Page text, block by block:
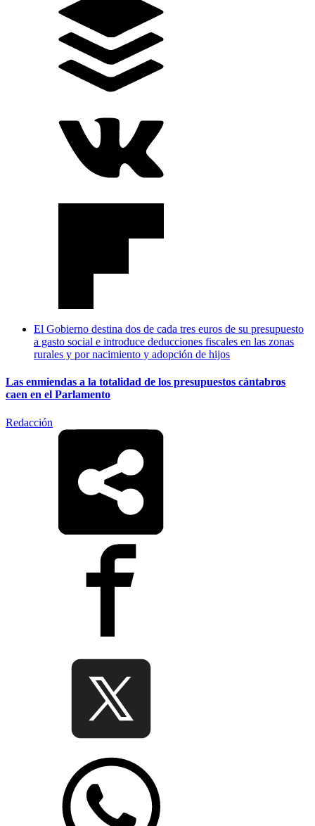
El Gobierno destina dos de cada tres euros de su presupuesto
a gasto social e introduce deducciones fiscales en las zonas
rurales y por nacimiento y adopción de hijos
Las enmiendas a la totalidad de los presupuestos cántabros
caen en el Parlamento
Redacción